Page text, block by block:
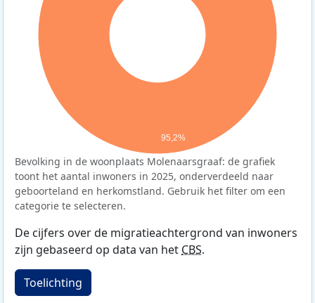
95,2%
Bevolking in de woonplaats Molenaarsgraaf: de grafiek
toont het aantal inwoners in 2025, onderverdeeld naar
geboorteland en herkomstland. Gebruik het filter om een
categorie te selecteren.
De cijfers over de migratieachtergrond van inwoners
zijn gebaseerd op data van het CBS.
Toelichting